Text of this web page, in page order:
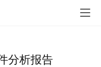
分析报告